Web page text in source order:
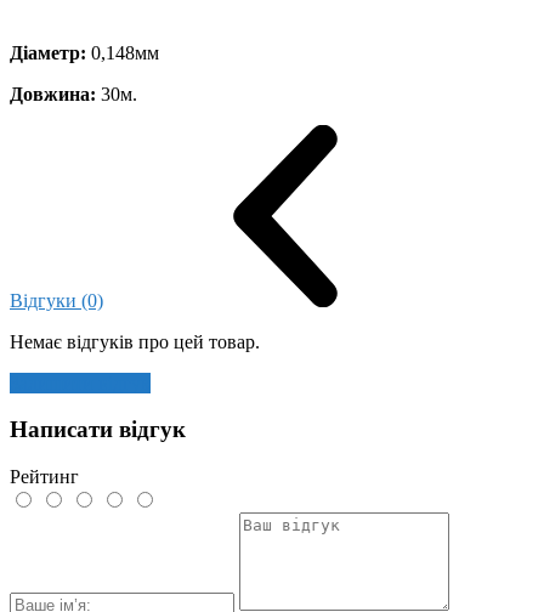
Діаметр: 0,148мм
Довжина: 30м.
Відгуки (0)
Немає відгуків про цей товар.
Написати відгук
Рейтинг